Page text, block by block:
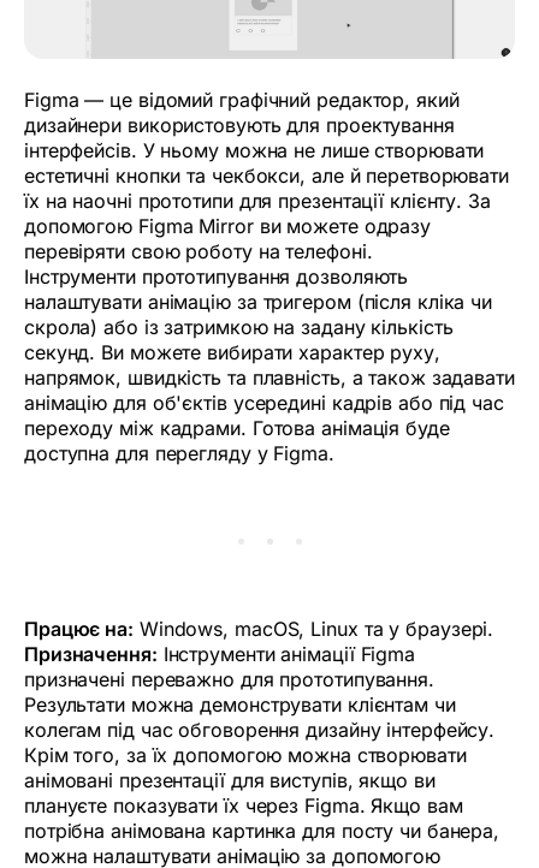
Figma — це відомий графічний редактор, який
дизайнери використовують для проектування
інтерфейсів. У ньому можна не лише створювати
естетичні кнопки та чекбокси, але й перетворювати
їх на наочні прототипи для презентації клієнту. За
допомогою Figma Mirror ви можете одразу
перевіряти свою роботу на телефоні.
Інструменти прототипування дозволяють
налаштувати анімацію за тригером (після кліка чи
скрола) або із затримкою на задану кількість
секунд. Ви можете вибирати характер руху,
напрямок, швидкість та плавність, а також задавати
анімацію для об'єктів усередині кадрів або під час
переходу між кадрами. Готова анімація буде
доступна для перегляду у Figma.
Працює на: Windows, macOS, Linux та у браузері.
Призначення: Інструменти анімації Figma
призначені переважно для прототипування.
Результати можна демонструвати клієнтам чи
колегам під час обговорення дизайну інтерфейсу.
Крім того, за їх допомогою можна створювати
анімовані презентації для виступів, якщо ви
плануєте показувати їх через Figma. Якщо вам
потрібна анімована картинка для посту чи банера,
можна налаштувати анімацію за допомогою